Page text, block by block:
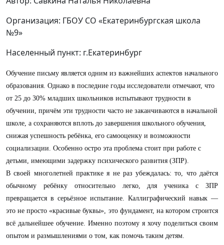
Организация: ГБОУ СО «Екатеринбургская школа
№9»
Населенный пункт: г.Екатеринбург
Обучение письму является одним из важнейших аспектов начального
образования. Однако в последние годы исследователи отмечают, что
от 25 до 30% младших школьников испытывают трудности в
обучении, причём эти трудности часто не заканчиваются в начальной
школе, а сохраняются вплоть до завершения школьного обучения,
снижая успешность ребёнка, его самооценку и возможности
социализации. Особенно остро эта проблема стоит при работе с
детьми, имеющими задержку психического развития (ЗПР).
В своей многолетней практике я не раз убеждалась: то, что даётся
обычному ребёнку относительно легко, для ученика с ЗПР
превращается в серьёзное испытание. Каллиграфический навык —
это не просто «красивые буквы», это фундамент, на котором строится
всё дальнейшее обучение. Именно поэтому я хочу поделиться своим
опытом и размышлениями о том, как помочь таким детям.